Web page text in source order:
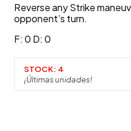
Reverse any Strike
opponent’s turn.
F: 0 D: 0
STOCK: 4
¡Últimas unidades!